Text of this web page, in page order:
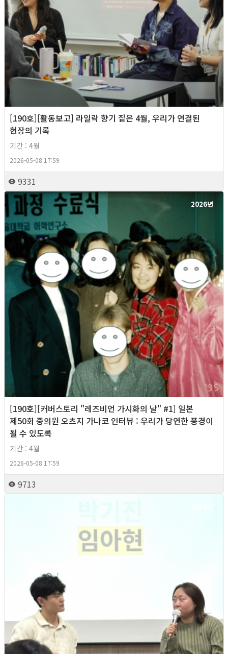
[190호][활동보고] 라일락 향기 짙은 4월, 우리가 연결된
현장의 기록
기간 : 4월
2026-05-08 17:59
9331
2026년
[190호][커버스토리 "레즈비언 가시화의 날" #1] 일본
제50회 중의원 오츠지 가나코 인터뷰 : 우리가 당연한 풍경이
될 수 있도록
기간 : 4월
2026-05-08 17:59
9713